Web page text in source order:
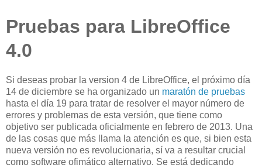
Pruebas para LibreOffice
4.0
Si deseas probar la version 4 de LibreOffice, el próximo día
14 de diciembre se ha organizado un maratón de pruebas
hasta el día 19 para tratar de resolver el mayor número de
errores y problemas de esta versión, que tiene como
objetivo ser publicada oficialmente en febrero de 2013. Una
de las cosas que más llama la atención es que, si bien esta
nueva versión no es revolucionaria, sí va a resultar crucial
como software ofimático alternativo. Se está dedicando